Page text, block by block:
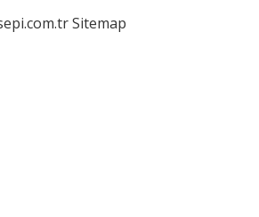
Sitemap